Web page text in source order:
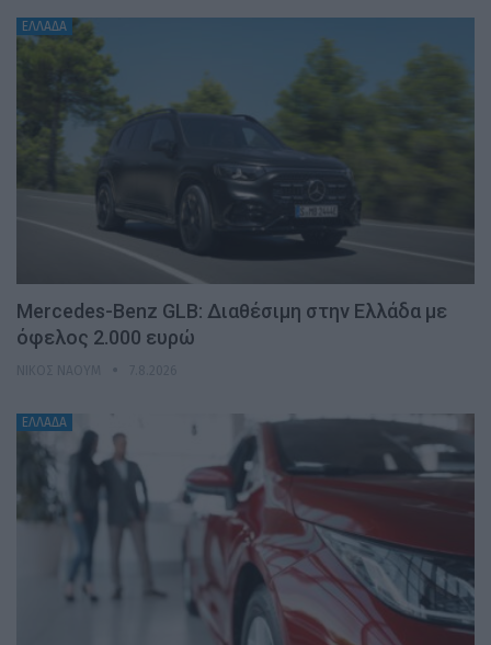
ΕΛΛΑΔΑ
Mercedes-Benz GLB: Διαθέσιμη στην Ελλάδα με
όφελος 2.000 ευρώ
ΕΛΛΑΔΑ